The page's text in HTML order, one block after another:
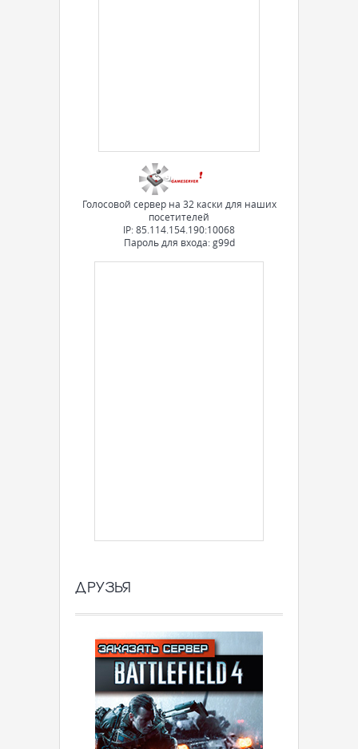
Голосовой сервер на 32 каски для наших
посетителей
IP: 85.114.154.190:10068
Пароль для входа: g99d
ДРУЗЬЯ